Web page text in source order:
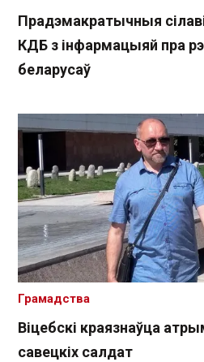
Прадэмакратычныя
КДБ з інфармацыяй пра
беларусаў
Віцебскі краязнаўца
савецкіх салдат
Грамадства